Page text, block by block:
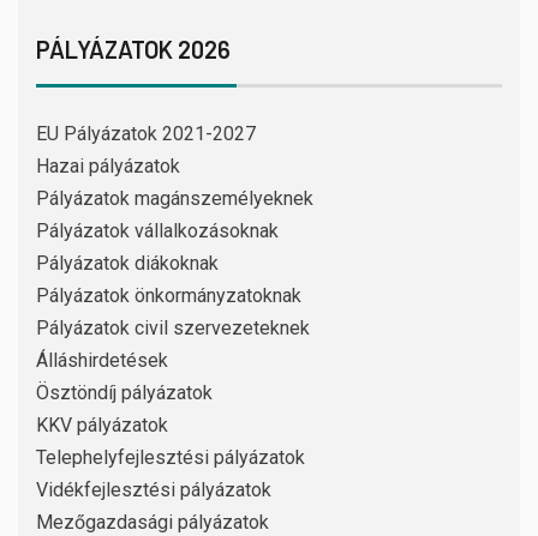
PÁLYÁZATOK 2026
EU Pályázatok 2021-2027
Hazai pályázatok
Pályázatok magánszemélyeknek
Pályázatok vállalkozásoknak
Pályázatok diákoknak
Pályázatok önkormányzatoknak
Pályázatok civil szervezeteknek
Álláshirdetések
Ösztöndíj pályázatok
KKV pályázatok
Telephelyfejlesztési pályázatok
Vidékfejlesztési pályázatok
Mezőgazdasági pályázatok